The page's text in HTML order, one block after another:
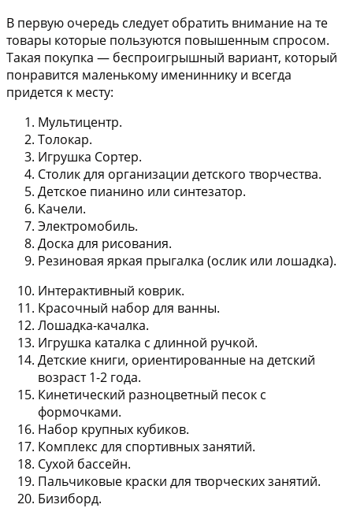
В первую очередь следует обратить внимание на те
товары которые пользуются повышенным спросом.
Такая покупка — беспроигрышный вариант, который
понравится маленькому имениннику и всегда
придется к месту:
Мультицентр.
Толокар.
Игрушка Сортер.
Столик для организации детского творчества.
Детское пианино или синтезатор.
Качели.
Электромобиль.
Доска для рисования.
Резиновая яркая прыгалка (ослик или лошадка).
Интерактивный коврик.
Красочный набор для ванны.
Лошадка-качалка.
Игрушка каталка с длинной ручкой.
Детские книги, ориентированные на детский
возраст 1-2 года.
Кинетический разноцветный песок с
формочками.
Набор крупных кубиков.
Комплекс для спортивных занятий.
Сухой бассейн.
Пальчиковые краски для творческих занятий.
Бизиборд.